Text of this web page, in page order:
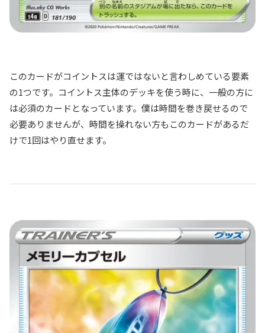
このカードがコイントスは運ではないと言わしめている要素
の1つです。コイントス主体のデッキを使う時に、一般の方に
は必須のカードとなっています。僕は時間を巻き戻せるので
必要ありませんが、時間を操れない方もこのカードがあるだ
けで1回はやり直せます。